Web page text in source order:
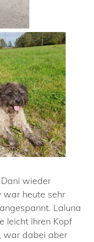
wieder
war heute sehr
Laluna
leicht ihren Kopf
war dabei aber